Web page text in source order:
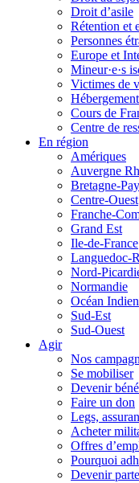
Droit d’asile
Rétention et
Personnes
Europe et
Mineur·e·s
Victimes de
Hébergement
Cours de
Centre de
En région
Amériques
Auvergne
Bretagne-
Centre-Ouest
Franche-
Grand Est
Ile-de-France
Languedoc-
Nord-
Normandie
Océan Indien
Sud-Est
Sud-Ouest
Agir
Nos
Se mobiliser
Devenir
Faire un don
Legs,
Acheter
Offres
Pourquoi
Devenir